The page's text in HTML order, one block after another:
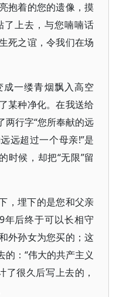
抱着的您的遗像，摸
了上去，与您喃喃话
死之谊，令我们在场
一缕青烟飘入高空
某种净化。在我送给
两行字“您所奉献的远
远超过一个母亲!”是
时候，却把“无限”留
，埋下的是您和父亲
后终于可以长相守
外孙女为您买的；这
：“伟大的共产主义
了很久后写上去的，